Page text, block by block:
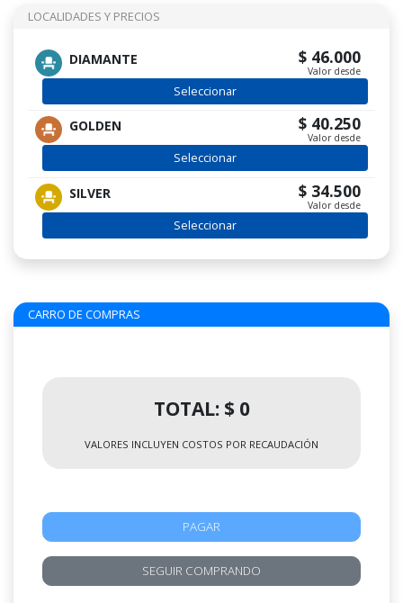
LOCALIDADES Y PRECIOS
DIAMANTE $ 46.000
Valor desde
Seleccionar
GOLDEN $ 40.250
Valor desde
Seleccionar
SILVER $ 34.500
Valor desde
Seleccionar
CARRO DE COMPRAS
TOTAL: $ 0
VALORES INCLUYEN COSTOS POR RECAUDACIÓN
SEGUIR COMPRANDO
PAGAR